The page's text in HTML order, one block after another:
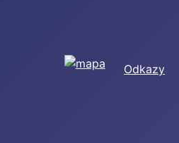
Odkazy